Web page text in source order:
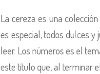
La cereza es una
es especial, todos dulces y
leer. Los números es el
este título que, al terminar